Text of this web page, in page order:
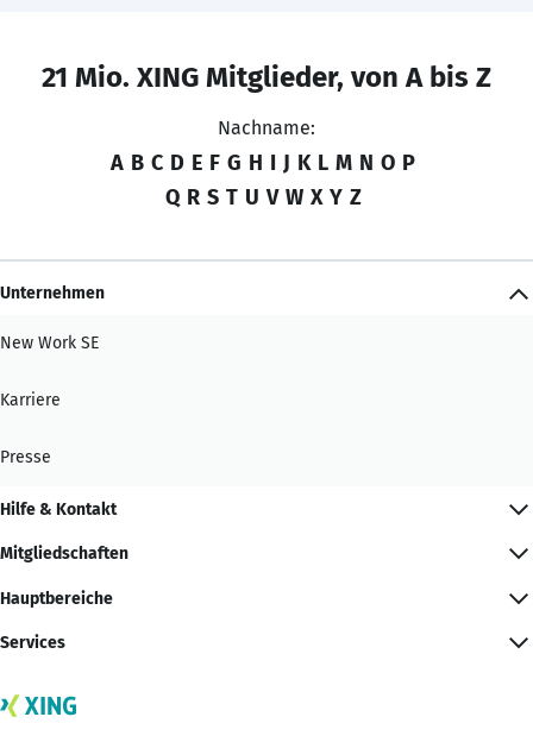
21 Mio. XING Mitglieder, von A bis Z
Nachname:
A B C D E F G H I J K L M N O P
Q R S T U V W X Y Z
Unternehmen
New Work SE
Karriere
Presse
Hilfe & Kontakt
Mitgliedschaften
Hauptbereiche
Services